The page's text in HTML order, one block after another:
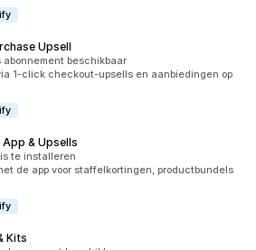
Upsell
abonnement beschikbaar
1-click checkout-upsells en aanbiedingen op
& Upsells
te installeren
de app voor staffelkortingen, productbundels
Kits